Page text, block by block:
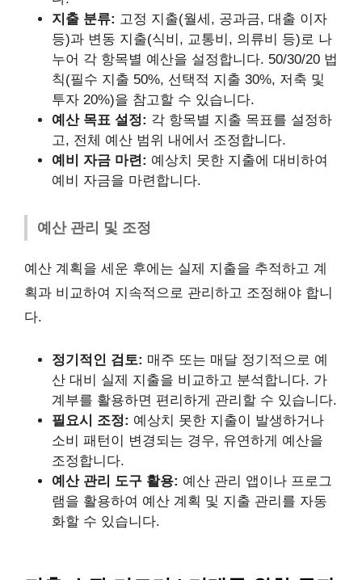
지출 분류: 고정 지출(월세, 공과금, 대출 이자
등)과 변동 지출(식비, 교통비, 의류비 등)로 나
누어 각 항목별 예산을 설정합니다. 50/30/20 법
칙(필수 지출 50%, 선택적 지출 30%, 저축 및
투자 20%)을 참고할 수 있습니다.
예산 목표 설정: 각 항목별 지출 목표를 설정하
고, 전체 예산 범위 내에서 조정합니다.
예비 자금 마련: 예상치 못한 지출에 대비하여
예비 자금을 마련합니다.
예산 관리 및 조정
예산 계획을 세운 후에는 실제 지출을 추적하고 계
획과 비교하여 지속적으로 관리하고 조정해야 합니
다.
정기적인 검토: 매주 또는 매달 정기적으로 예
산 대비 실제 지출을 비교하고 분석합니다. 가
계부를 활용하면 편리하게 관리할 수 있습니다.
필요시 조정: 예상치 못한 지출이 발생하거나
소비 패턴이 변경되는 경우, 유연하게 예산을
조정합니다.
예산 관리 도구 활용: 예산 관리 앱이나 프로그
램을 활용하여 예산 계획 및 지출 관리를 자동
화할 수 있습니다.